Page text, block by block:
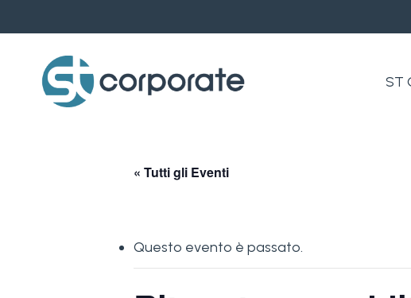
to
content
ST
« Tutti gli Eventi
Questo evento è passato.